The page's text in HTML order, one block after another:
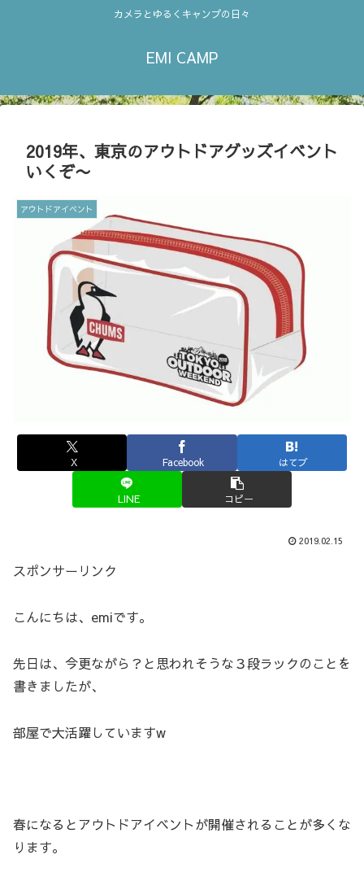
カメラとゆるくキャンプの日々
EMI CAMP
2019年、東京のアウトドアグッズイベント
いくぞ〜
アウトドアイベント
X Facebook はてブ
LINE コピー
2019.02.15
スポンサーリンク
こんにちは、emiです。
先日は、今更ながら？と思われそうな３段ラックのことを
書きましたが、
部屋で大活躍していますw
春になるとアウトドアイベントが開催されることが多くな
ります。